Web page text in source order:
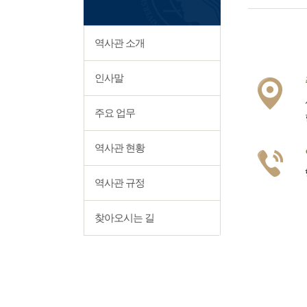
역사관 소개
인사말
주요 업무
역사관 현황
역사관 규정
찾아오시는 길